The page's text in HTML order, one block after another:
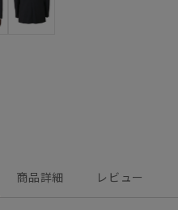
商品詳細 レビュー